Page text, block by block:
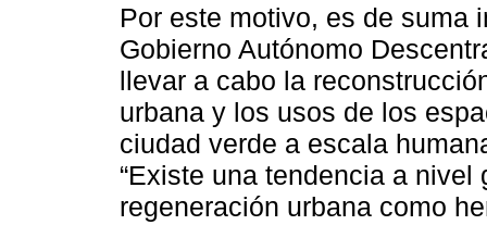
Por este motivo, es de suma
Gobierno Autónomo
llevar a cabo la
urbana y los usos de los
ciudad verde a escala
“Existe una tendencia a
regeneración urbana como